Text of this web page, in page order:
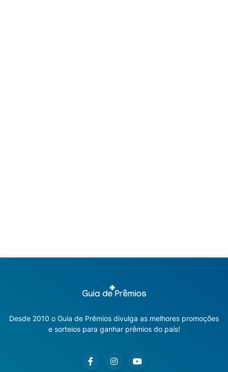
Desde 2010 o Guia de Prêmios divulga as melhores promoções
e sorteios para ganhar prêmios do país!